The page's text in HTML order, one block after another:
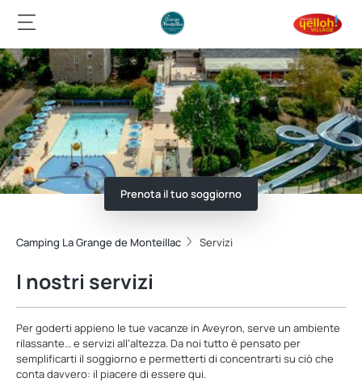
Prenota il tuo soggiorno
Camping La Grange de Monteillac Servizi
I nostri servizi
Per goderti appieno le tue vacanze in Aveyron, serve un ambiente
rilassante… e servizi all’altezza. Da noi tutto è pensato per
semplificarti il soggiorno e permetterti di concentrarti su ciò che
conta davvero: il piacere di essere qui.